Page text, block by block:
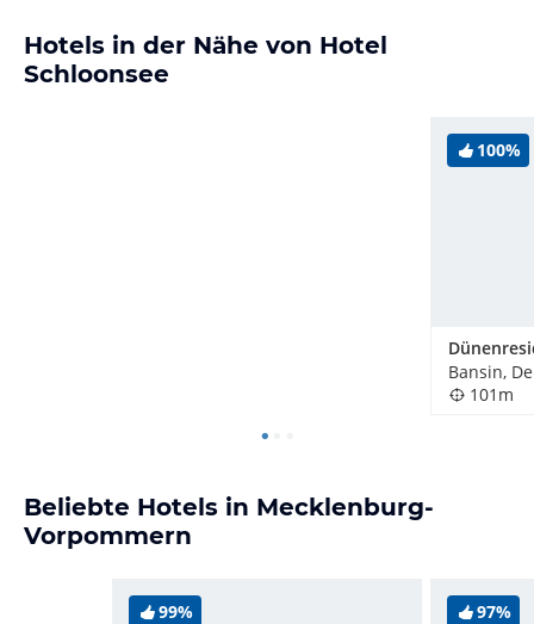
Hotels in der Nähe von Hotel
Schloonsee
100%
Bansin,
101m
Beliebte Hotels in Mecklenburg-
Vorpommern
99% 97%